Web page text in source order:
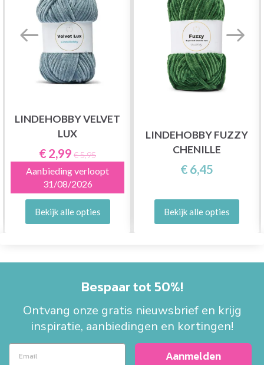
LINDEHOBBY VELVET
LUX
€ 2,99 € 5,95
Aanbieding verloopt
31/08/2026
Bekijk alle opties
LINDEHOBBY FUZZY
CHENILLE
€ 6,45
Bekijk alle opties
Bespaar tot 50%!
Ontvang onze gratis nieuwsbrief en krijg
inspiratie, aanbiedingen en kortingen!
Aanmelden